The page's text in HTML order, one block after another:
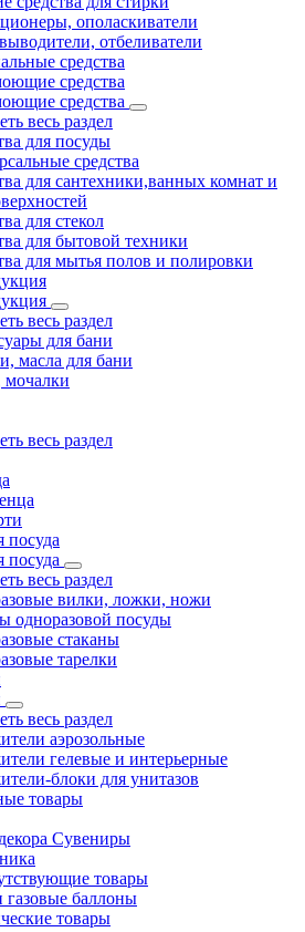
ополаскиватели
отбеливатели
средства
средства
средства
весь раздел
для посуды
средства
для сантехники,ванных комнат и
для стекол
для бытовой техники
для мытья полов и полировки
весь раздел
для бани
масла для бани
мочалки
весь раздел
посуда
посуда
весь раздел
вилки, ложки, ножи
одноразовой посуды
стаканы
тарелки
весь раздел
аэрозольные
гелевые и интерьерные
блоки для унитазов
товары
Сувениры
товары
газовые баллоны
товары